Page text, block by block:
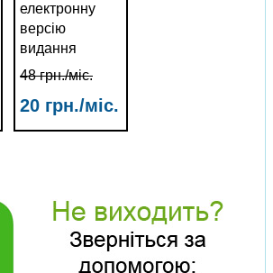
електронну
версію
видання
48 грн./міс.
20 грн./міс.